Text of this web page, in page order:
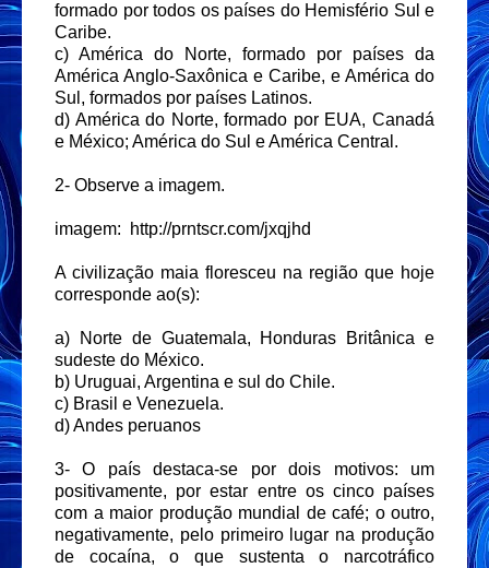
formado por todos os países do Hemisfério Sul e
Caribe.
c) América do Norte, formado por países da
América Anglo-Saxônica e Caribe, e América do
Sul, formados por países Latinos.
d) América do Norte, formado por EUA, Canadá
e México; América do Sul e América Central.
2- Observe a imagem.
imagem: http://prntscr.com/jxqjhd
A civilização maia floresceu na região que hoje
corresponde ao(s):
a) Norte de Guatemala, Honduras Britânica e
sudeste do México.
b) Uruguai, Argentina e sul do Chile.
c) Brasil e Venezuela.
d) Andes peruanos
3- O país destaca-se por dois motivos: um
positivamente, por estar entre os cinco países
com a maior produção mundial de café; o outro,
negativamente, pelo primeiro lugar na produção
de cocaína, o que sustenta o narcotráfico